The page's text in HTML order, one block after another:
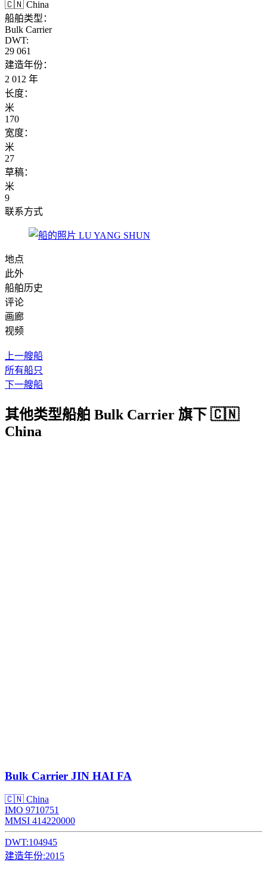
🇨🇳 China
船舶类型：
Bulk Carrier
DWT:
29 061
建造年份：
2 012 年
长度：
米
170
宽度：
米
27
草稿：
米
9
联系方式
地点
此外
船舶历史
评论
画廊
视频
上一艘船
所有船只
下一艘船
其他类型船舶 Bulk Carrier 旗下 🇨🇳
China
Bulk Carrier JIN HAI FA
🇨🇳 China
IMO 9710751
MMSI 414220000
DWT:104945
建造年份:2015